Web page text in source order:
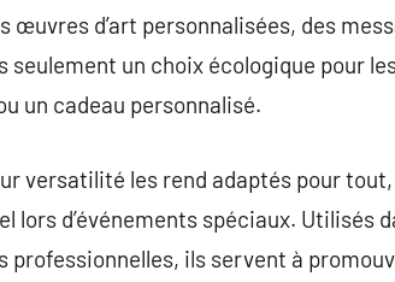
œuvres d’art personnalisées, des
seulement un choix écologique pour
un cadeau personnalisé.
versatilité les rend adaptés pour tout,
lors d’événements spéciaux. Utilisés
professionnelles, ils servent à